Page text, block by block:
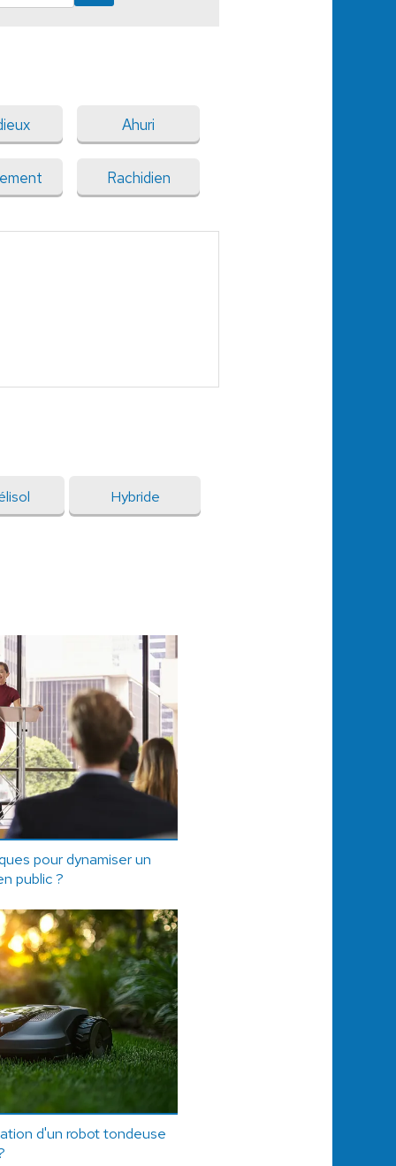
Ahuri
Rachidien
Hybride
pour dynamiser un
public ?
d'un robot tondeuse